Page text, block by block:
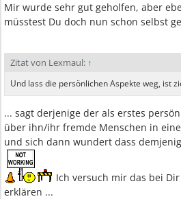
Mir wurde sehr gut geholfen, aber
müsstest Du doch nun schon selbst
Zitat von Lexmaul: ↑
Und lass die persönlichen Aspekte weg, ist
... sagt derjenige der als erstes
über ihn/ihr fremde Menschen in
und sich dann wundert dass
Ich versuch mir das bei
erklären ...